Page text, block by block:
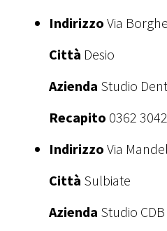
Indirizzo Via
Città Desio
Azienda Studio
Recapito 0362
Indirizzo Via
Città Sulbiate
Azienda Studio